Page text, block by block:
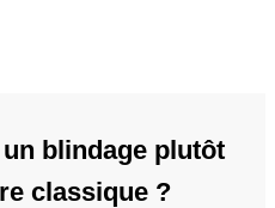
blindage plutôt
classique ?